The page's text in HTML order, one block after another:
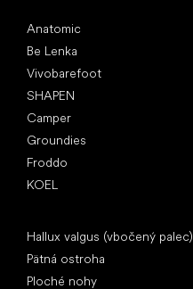
Anatomic
Be Lenka
Vivobarefoot
SHAPEN
Camper
Groundies
Froddo
KOEL
Hallux valgus (vbočený palec)
Pätná ostroha
Ploché nohy